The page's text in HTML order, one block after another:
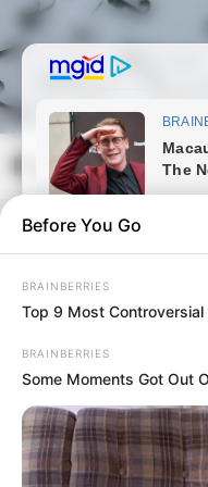
Skip
to
content
Before You Go
BRAINBERRIES
Top 9 Most
BRAINBERRIES
Some Moments Got Out